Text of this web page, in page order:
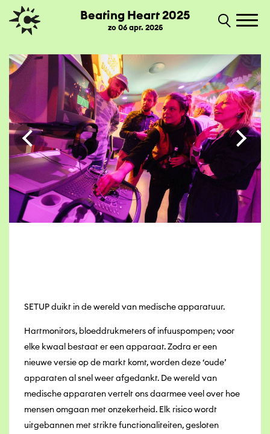
Beating Heart 2025
zo 06 apr. 2025
SETUP duikt in de wereld van medische apparatuur.
Hartmonitors, bloeddrukmeters of infuuspompen; voor
elke kwaal bestaat er een apparaat. Zodra er een
nieuwe versie op de markt komt, worden deze ‘oude’
apparaten al snel weer afgedankt. De wereld van
medische apparaten vertelt ons daarmee veel over hoe
mensen omgaan met onzekerheid. Elk risico wordt
uitgebannen met strikte functionaliteiten, gesloten